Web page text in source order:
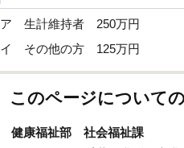
ア 生計維持者 250万円
イ その他の方 125万円
このページについて
健康福祉部 社会福祉課